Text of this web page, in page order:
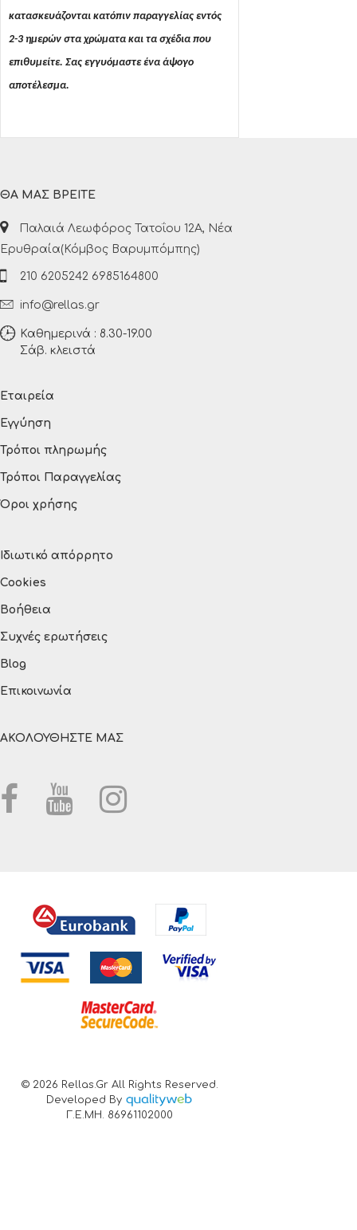
κατασκευάζονται κατόπιν παραγγελίας εντός
2-3 ημερών στα χρώματα και τα σχέδια που
επιθυμείτε. Σας εγγυόμαστε ένα άψογο
αποτέλεσμα.
ΘΑ ΜΑΣ ΒΡΕΙΤΕ
Παλαιά Λεωφόρος Τατοΐου 12Α, Νέα
Ερυθραία(Κόμβος Βαρυμπόμπης)
210 6205242 6985164800
info@rellas.gr
Καθημερινά : 8.30-19.00
Σάβ. κλειστά
Εταιρεία
Εγγύηση
Τρόποι πληρωμής
Τρόποι Παραγγελίας
Όροι χρήσης
Ιδιωτικό απόρρητο
Cookies
Βοήθεια
Συχνές ερωτήσεις
Blog
Επικοινωνία
ΑΚΟΛΟΥΘΗΣΤΕ ΜΑΣ
© 2026 Rellas.gr All Rights Reserved.
Developed By
Γ.Ε.ΜΗ. 86961102000